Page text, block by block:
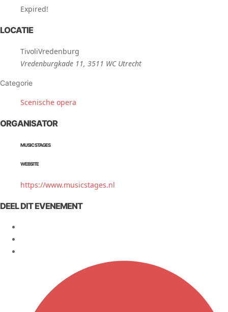
Expired!
LOCATIE
TivoliVredenburg
Vredenburgkade 11, 3511 WC Utrecht
Categorie
Scenische opera
ORGANISATOR
MUSIC STAGES
WEBSITE
https://www.musicstages.nl
DEEL DIT EVENEMENT